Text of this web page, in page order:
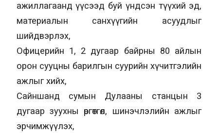
ажиллагаанд үүсээд буй үндсэн түүхий эд,
материалын санхүүгийн асуудлыг
шийдвэрлэх,
Офицерийн 1, 2 дугаар байрны 80 айлын
орон сууцны барилгын суурийн хүчитгэлийн
ажлыг хийх,
Сайншанд сумын Дулааны станцын 3
дугаар зуухны өргөтгөл, шинэчлэлийн ажлыг
эрчимжүүлэх,